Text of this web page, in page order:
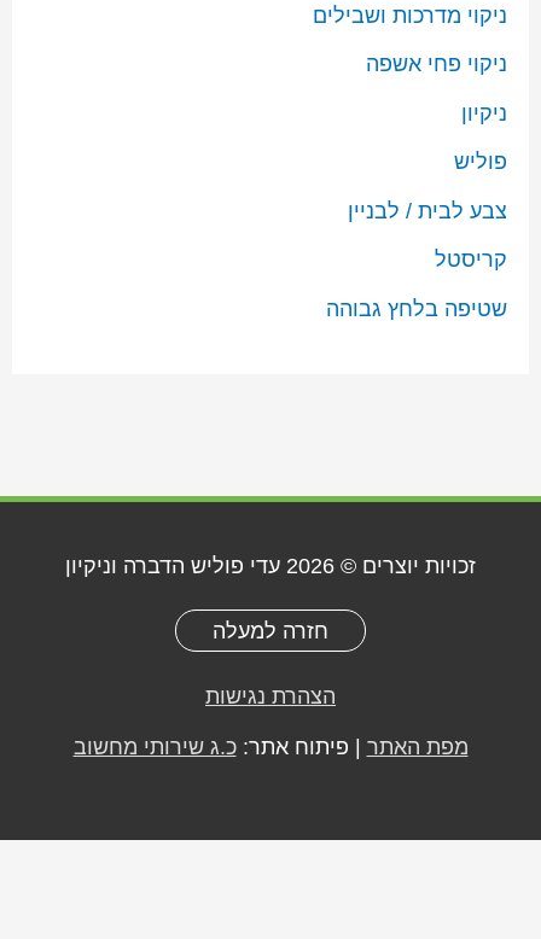
ניקוי מדרכות ושבילים
ניקוי פחי אשפה
ניקיון
פוליש
צבע לבית / לבניין
קריסטל
שטיפה בלחץ גבוהה
זכויות יוצרים © 2026 עדי פוליש הדברה וניקיון
חזרה למעלה
הצהרת נגישות
מפת האתר | פיתוח אתר:כ.ג שירותי מחשוב